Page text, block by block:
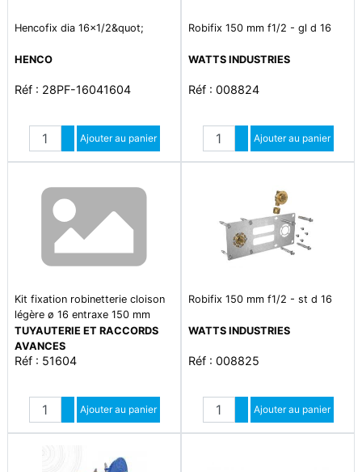
Hencofix dia 16x1/2&quot;
HENCO
Réf : 28PF-16041604
Quantité
Augmenter quantité
Diminuer quantité
Ajouter au panier
Robifix 150 mm f1/2 - gl d 16
WATTS INDUSTRIES
Réf : 008824
Quantité
Augmenter quantité
Diminuer quantité
Ajouter au panier
Kit fixation robinetterie cloison
légère ø 16 entraxe 150 mm
TUYAUTERIE ET RACCORDS
AVANCES
Réf : 51604
Quantité
Augmenter quantité
Diminuer quantité
Ajouter au panier
Robifix 150 mm f1/2 - st d 16
WATTS INDUSTRIES
Réf : 008825
Quantité
Augmenter quantité
Diminuer quantité
Ajouter au panier